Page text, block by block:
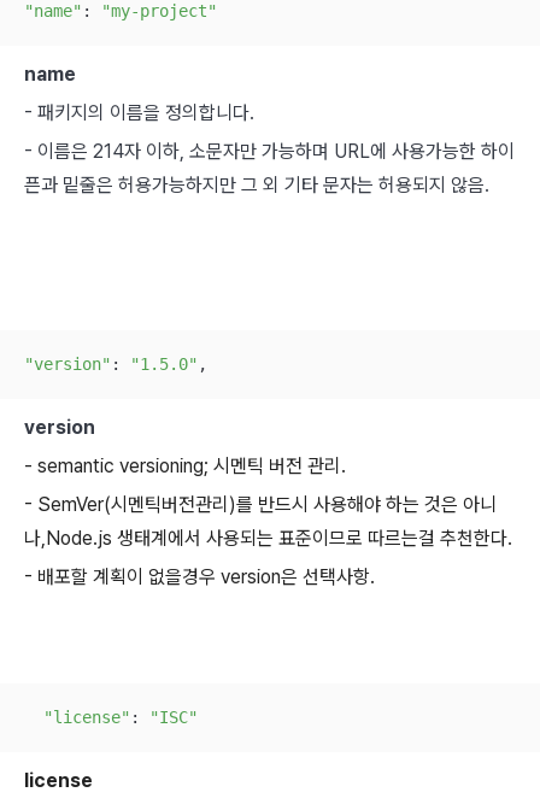
"name" : "my-project"
name
- 패키지의 이름을 정의합니다.
- 이름은 214자 이하, 소문자만 가능하며 URL에 사용가능한 하이
픈과 밑줄은 허용가능하지만 그 외 기타 문자는 허용되지 않음.
"version" : "1.5.0" ,
version
- semantic versioning; 시멘틱 버전 관리.
- SemVer(시멘틱버전관리)를 반드시 사용해야 하는 것은 아니
나,Node.js 생태계에서 사용되는 표준이므로 따르는걸 추천한다.
- 배포할 계획이 없을경우 version은 선택사항.
"license" : "ISC"
license